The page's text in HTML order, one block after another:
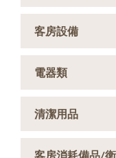
客房設備
電器類
清潔用品